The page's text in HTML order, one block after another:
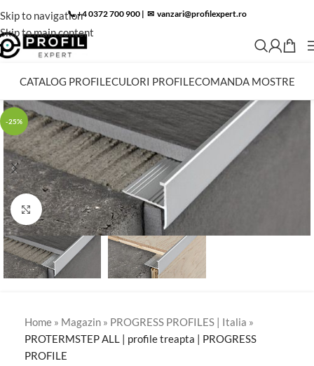
Skip to navigation
Skip to main content
📞 +4 0372 700 900 | ✉︎ vanzari@profilexpert.ro
CATALOG PROFILECULORI PROFILECOMANDA MOSTRE
-25%
Click to enlarge
Home » Magazin » PROGRESS PROFILES | Italia »
PROTERMSTEP ALL | profile treapta | PROGRESS
PROFILE